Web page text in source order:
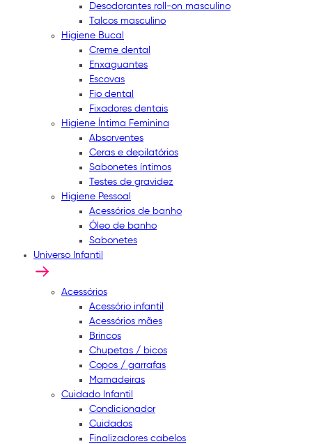
Desodorantes roll-on masculino
Talcos masculino
Higiene Bucal
Creme dental
Enxaguantes
Escovas
Fio dental
Fixadores dentais
Higiene Íntima Feminina
Absorventes
Ceras e depilatórios
Sabonetes íntimos
Testes de gravidez
Higiene Pessoal
Acessórios de banho
Óleo de banho
Sabonetes
Universo Infantil
Acessórios
Acessório infantil
Acessórios mães
Brincos
Chupetas / bicos
Copos / garrafas
Mamadeiras
Cuidado Infantil
Condicionador
Cuidados
Finalizadores cabelos